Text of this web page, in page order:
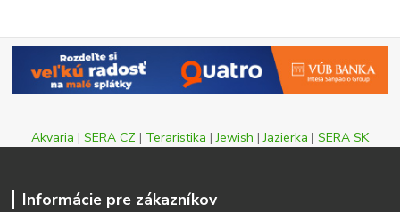
Akvaria | SERA CZ | Teraristika |Jewish |Jazierka | SERA SK
Informácie pre zákazníkov